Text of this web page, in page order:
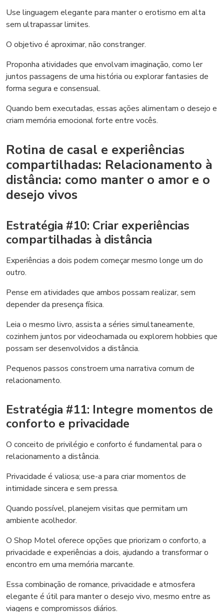
Use linguagem elegante para manter o erotismo em alta
sem ultrapassar limites.
O objetivo é aproximar, não constranger.
Proponha atividades que envolvam imaginação, como ler
juntos passagens de uma história ou explorar fantasies de
forma segura e consensual.
Quando bem executadas, essas ações alimentam o desejo e
criam memória emocional forte entre vocês.
Rotina de casal e experiências
compartilhadas: Relacionamento à
distância: como manter o amor e o
desejo vivos
Estratégia #10: Criar experiências
compartilhadas à distância
Experiências a dois podem começar mesmo longe um do
outro.
Pense em atividades que ambos possam realizar, sem
depender da presença física.
Leia o mesmo livro, assista a séries simultaneamente,
cozinhem juntos por videochamada ou explorem hobbies que
possam ser desenvolvidos a distância.
Pequenos passos constroem uma narrativa comum de
relacionamento.
Estratégia #11: Integre momentos de
conforto e privacidade
O conceito de privilégio e conforto é fundamental para o
relacionamento a distância.
Privacidade é valiosa; use-a para criar momentos de
intimidade sincera e sem pressa.
Quando possível, planejem visitas que permitam um
ambiente acolhedor.
O Shop Motel oferece opções que priorizam o conforto, a
privacidade e experiências a dois, ajudando a transformar o
encontro em uma memória marcante.
Essa combinação de romance, privacidade e atmosfera
elegante é útil para manter o desejo vivo, mesmo entre as
viagens e compromissos diários.